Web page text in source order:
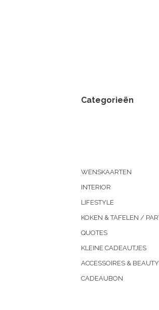
Categorieën
WENSKAARTEN
INTERIOR
LIFESTYLE
KOKEN & TAFELEN /
QUOTES
KLEINE CADEAUTJES
ACCESSOIRES & BEAUTY
CADEAUBON